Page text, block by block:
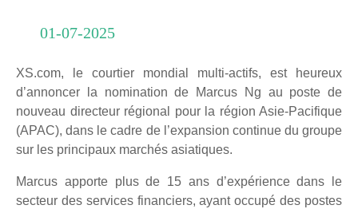
01-07-2025
XS.com, le courtier mondial multi-actifs, est heureux
d’annoncer la nomination de Marcus Ng au poste de
nouveau directeur régional pour la région Asie-Pacifique
(APAC), dans le cadre de l’expansion continue du groupe
sur les principaux marchés asiatiques.
Marcus apporte plus de 15 ans d’expérience dans le
secteur des services financiers, ayant occupé des postes